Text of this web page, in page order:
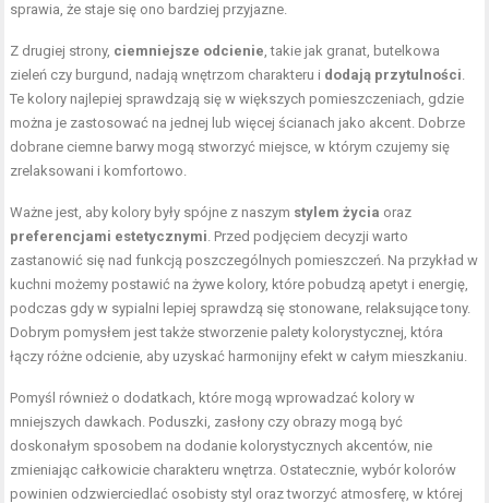
sprawia, że staje się ono bardziej przyjazne.
Z drugiej strony, ciemniejsze odcienie, takie jak granat, butelkowa
zieleń czy burgund, nadają wnętrzom charakteru i dodają przytulności.
Te kolory najlepiej sprawdzają się w większych pomieszczeniach, gdzie
można je zastosować na jednej lub więcej ścianach jako akcent. Dobrze
dobrane ciemne barwy mogą stworzyć miejsce, w którym czujemy się
zrelaksowani i komfortowo.
Ważne jest, aby kolory były spójne z naszym stylem życia oraz
preferencjami estetycznymi. Przed podjęciem decyzji warto
zastanowić się nad funkcją poszczególnych pomieszczeń. Na przykład w
kuchni możemy postawić na żywe kolory, które pobudzą apetyt i energię,
podczas gdy w sypialni lepiej sprawdzą się stonowane, relaksujące tony.
Dobrym pomysłem jest także stworzenie palety kolorystycznej, która
łączy różne odcienie, aby uzyskać harmonijny efekt w całym mieszkaniu.
Pomyśl również o dodatkach, które mogą wprowadzać kolory w
mniejszych dawkach. Poduszki, zasłony czy obrazy mogą być
doskonałym sposobem na dodanie kolorystycznych akcentów, nie
zmieniając całkowicie charakteru wnętrza. Ostatecznie, wybór kolorów
powinien odzwierciedlać osobisty styl oraz tworzyć atmosferę, w której